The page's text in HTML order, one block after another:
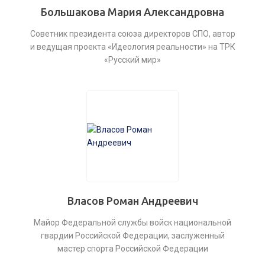
Большакова Мария Александровна
Советник президента союза директоров СПО, автор
и ведущая проекта «Идеология реальности» на ТРК
«Русский мир»
Власов Роман Андреевич
Майор Федеральной службы войск национальной
гвардии Российской Федерации, заслуженный
мастер спорта Российской Федерации